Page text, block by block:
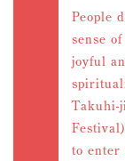
People
sense
joyful
Takuhi-
to enter